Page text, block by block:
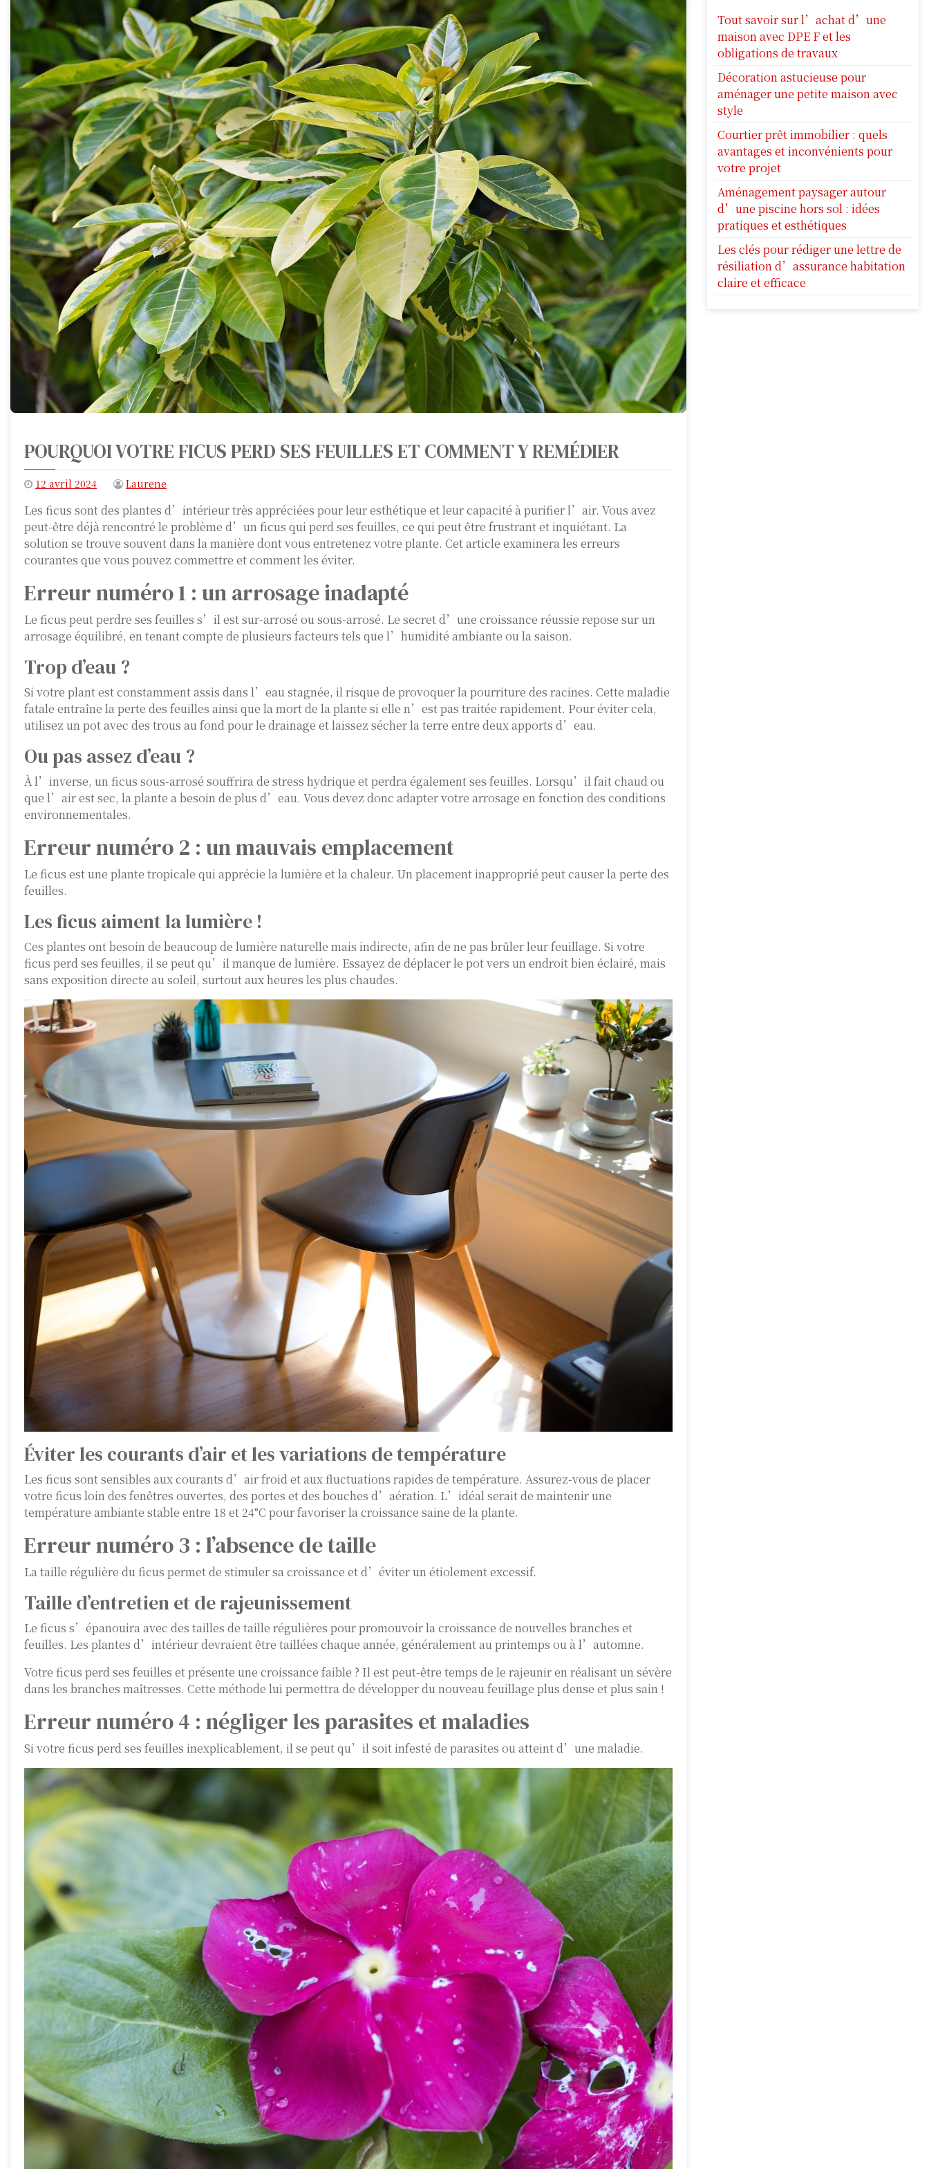
POURQUOI VOTRE FICUS PERD SES FEUILLES ET COMMENT Y REMÉDIER
12 avril 2024 Laurene
Les ficus sont des plantes d’intérieur très appréciées pour leur esthétique et leur capacité à purifier l’air. Vous avez
peut-être déjà rencontré le problème d’un ficus qui perd ses feuilles, ce qui peut être frustrant et inquiétant. La
solution se trouve souvent dans la manière dont vous entretenez votre plante. Cet article examinera les erreurs
courantes que vous pouvez commettre et comment les éviter.
Erreur numéro 1 : un arrosage inadapté
Le ficus peut perdre ses feuilles s’il est sur-arrosé ou sous-arrosé. Le secret d’une croissance réussie repose sur un
arrosage équilibré, en tenant compte de plusieurs facteurs tels que l’humidité ambiante ou la saison.
Trop d’eau ?
Si votre plant est constamment assis dans l’eau stagnée, il risque de provoquer la pourriture des racines. Cette maladie
fatale entraîne la perte des feuilles ainsi que la mort de la plante si elle n’est pas traitée rapidement. Pour éviter cela,
utilisez un pot avec des trous au fond pour le drainage et laissez sécher la terre entre deux apports d’eau.
Ou pas assez d’eau ?
À l’inverse, un ficus sous-arrosé souffrira de stress hydrique et perdra également ses feuilles. Lorsqu’il fait chaud ou
que l’air est sec, la plante a besoin de plus d’eau. Vous devez donc adapter votre arrosage en fonction des conditions
environnementales.
Erreur numéro 2 : un mauvais emplacement
Le ficus est une plante tropicale qui apprécie la lumière et la chaleur. Un placement inapproprié peut causer la perte des
feuilles.
Les ficus aiment la lumière !
Ces plantes ont besoin de beaucoup de lumière naturelle mais indirecte, afin de ne pas brûler leur feuillage. Si votre
ficus perd ses feuilles, il se peut qu’il manque de lumière. Essayez de déplacer le pot vers un endroit bien éclairé, mais
sans exposition directe au soleil, surtout aux heures les plus chaudes.
Éviter les courants d’air et les variations de température
Les ficus sont sensibles aux courants d’air froid et aux fluctuations rapides de température. Assurez-vous de placer
votre ficus loin des fenêtres ouvertes, des portes et des bouches d’aération. L’idéal serait de maintenir une
température ambiante stable entre 18 et 24°C pour favoriser la croissance saine de la plante.
Erreur numéro 3 : l’absence de taille
La taille régulière du ficus permet de stimuler sa croissance et d’éviter un étiolement excessif.
Taille d’entretien et de rajeunissement
Le ficus s’épanouira avec des tailles de taille régulières pour promouvoir la croissance de nouvelles branches et
feuilles. Les plantes d’intérieur devraient être taillées chaque année, généralement au printemps ou à l’automne.
Votre ficus perd ses feuilles et présente une croissance faible ? Il est peut-être temps de le rajeunir en réalisant un sévère
dans les branches maîtresses. Cette méthode lui permettra de développer du nouveau feuillage plus dense et plus sain !
Erreur numéro 4 : négliger les parasites et maladies
Si votre ficus perd ses feuilles inexplicablement, il se peut qu’il soit infesté de parasites ou atteint d’une maladie.
Tout savoir sur l’achat d’une
maison avec DPE F et les
obligations de travaux
Décoration astucieuse pour
aménager une petite maison avec
style
Courtier prêt immobilier : quels
avantages et inconvénients pour
votre projet
Aménagement paysager autour
d’une piscine hors sol : idées
pratiques et esthétiques
Les clés pour rédiger une lettre de
résiliation d’assurance habitation
claire et efficace